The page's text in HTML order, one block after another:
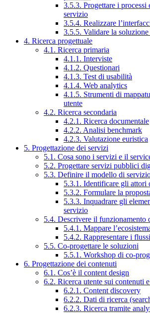
3.5.3. Progettare i processi
servizio
3.5.4. Realizzare
3.5.5. Validare la soluzione
4. Ricerca progettuale
4.1. Ricerca primaria
4.1.1. Interviste
4.1.2. Questionari
4.1.3. Test di usabilità
4.1.4. Web analytics
4.1.5. Strumenti di
utente
4.2. Ricerca secondaria
4.2.1. Ricerca documentale
4.2.2. Analisi benchmark
4.2.3. Valutazione euristica
5. Progettazione dei servizi
5.1. Cosa sono i servizi e il
5.2. Progettare servizi pubblici
5.3. Definire il modello di
5.3.1. Identificare gli attori
5.3.2. Formulare la
5.3.3. Inquadrare gli
servizio
5.4. Descrivere il funzionamento
5.4.1. Mappare
5.4.2. Rappresentare i
5.5. Co-progettare le soluzioni
5.5.1. Workshop di co-
6. Progettazione dei contenuti
6.1. Cos’è il content design
6.2. Ricerca utente sui contenuti
6.2.1. Content discovery
6.2.2. Dati di ricerca
6.2.3. Ricerca tramite